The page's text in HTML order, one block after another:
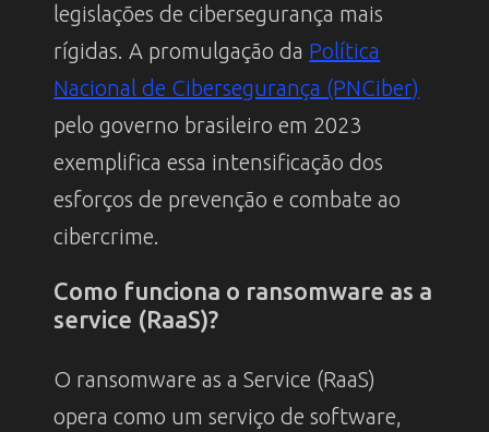
legislações de cibersegurança mais
rígidas. A promulgação da Política
Nacional de Cibersegurança (PNCiber)
pelo governo brasileiro em 2023
exemplifica essa intensificação dos
esforços de prevenção e combate ao
cibercrime.
Como funciona o ransomware as a
service (RaaS)?
O ransomware as a Service (RaaS)
opera como um serviço de software,